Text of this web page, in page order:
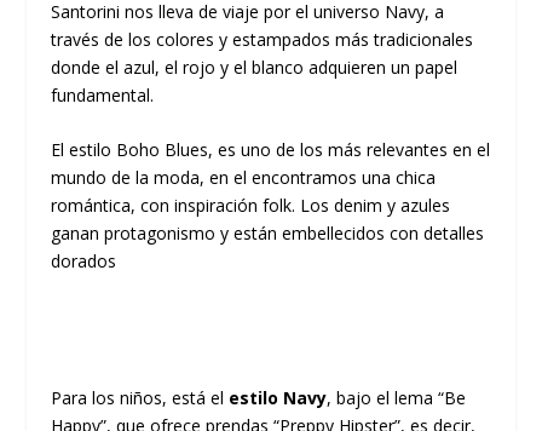
Santorini nos lleva de viaje por el universo Navy, a
través de los colores y estampados más tradicionales
donde el azul, el rojo y el blanco adquieren un papel
fundamental.
El estilo Boho Blues, es uno de los más relevantes en el
mundo de la moda, en el encontramos una chica
romántica, con inspiración folk. Los denim y azules
ganan protagonismo y están embellecidos con detalles
dorados
Para los niños, está el estilo Navy, bajo el lema “Be
Happy”, que ofrece prendas “Preppy Hipster”, es decir,